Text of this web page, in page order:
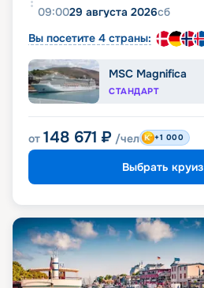
09:0029 августа 2026сб
Вы посетите 4 страны:
MSC Magnifica
СТАНДАРТ
от 148 671 ₽ /чел +1 000
Выбрать круиз